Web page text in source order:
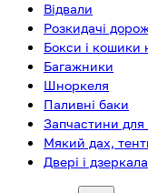
Відвали
Розкидачі
Бокси і кошики
Багажники
Шноркеля
Паливні баки
Запчастини для
Мякий дах,
Двері і дзеркала